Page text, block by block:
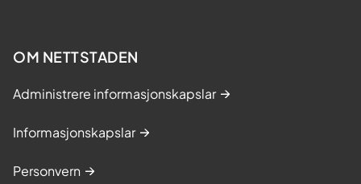
OM NETTSTADEN
Administrere informasjonskapslar
Informasjonskapslar
Personvern